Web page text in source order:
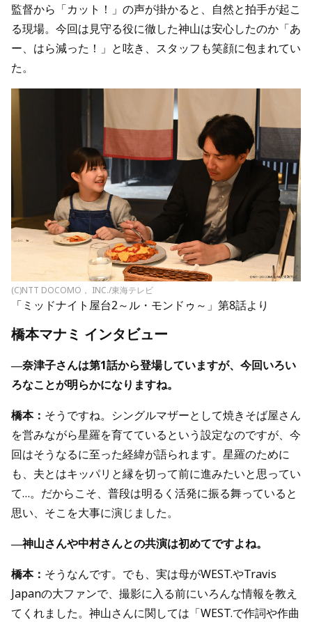
監督から「カット！」の声が掛かると、自然と拍手が起こ
る現場。今回は見守る役に徹した神山は安心したのか「あ
ー、はら減った！」と呟き、スタッフも笑顔に包まれてい
た。
(C)NTT DOCOMO， INC./東海テレビ
「ミッドナイト屋台2～ル・モンドゥ～」第8話より
橋本マナミ インタビュー
―奈津子さんは第1話から登場していますが、今回いろい
ろなことが明らかになりますね。
橋本： そうですね。シングルマザーとして焼きそば屋さん
を営みながら星羅を育てているという設定なのですが、今
回はそうなるに至った経緯が語られます。星羅のために
も、夫とはキッパリと縁を切って前に進みたいと思ってい
て…。だからこそ、普段は明るく活発に振る舞っていると
思い、そこを大事に演じました。
―神山さんや中村さんとの共演は初めてですよね。
橋本： そうなんです。でも、実は母がWEST.やTravis
Japanの大ファンで、撮影に入る前にいろんな情報を教え
てくれました。神山さんに関しては「WEST.で作詞や作曲